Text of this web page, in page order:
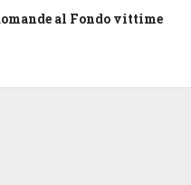
al Fondo vittime